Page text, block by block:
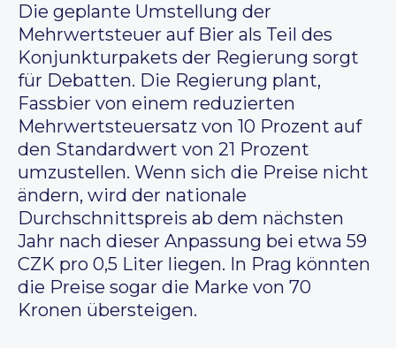
Die geplante Umstellung der
Mehrwertsteuer auf Bier als Teil des
Konjunkturpakets der Regierung sorgt
für Debatten. Die Regierung plant,
Fassbier von einem reduzierten
Mehrwertsteuersatz von 10 Prozent auf
den Standardwert von 21 Prozent
umzustellen. Wenn sich die Preise nicht
ändern, wird der nationale
Durchschnittspreis ab dem nächsten
Jahr nach dieser Anpassung bei etwa 59
CZK pro 0,5 Liter liegen. In Prag könnten
die Preise sogar die Marke von 70
Kronen übersteigen.